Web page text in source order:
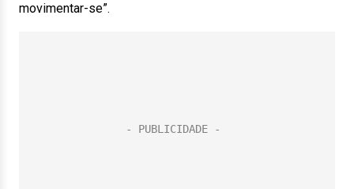
movimentar-se”.